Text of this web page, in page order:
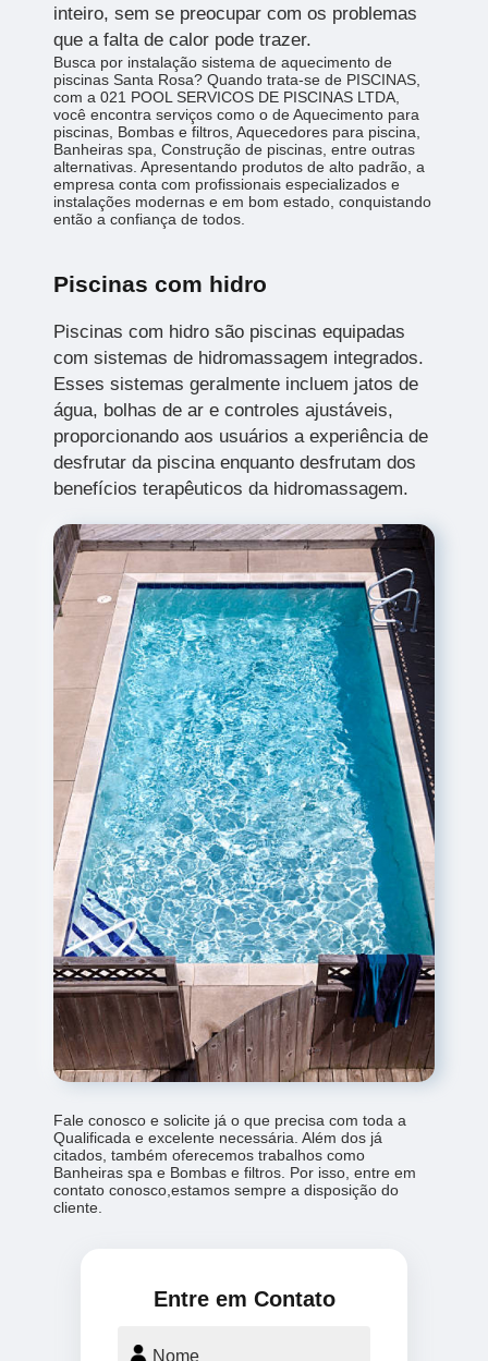
inteiro, sem se preocupar com os problemas
que a falta de calor pode trazer.
Busca por instalação sistema de aquecimento de
piscinas Santa Rosa? Quando trata-se de PISCINAS,
com a 021 POOL SERVICOS DE PISCINAS LTDA,
você encontra serviços como o de Aquecimento para
piscinas, Bombas e filtros, Aquecedores para piscina,
Banheiras spa, Construção de piscinas, entre outras
alternativas. Apresentando produtos de alto padrão, a
empresa conta com profissionais especializados e
instalações modernas e em bom estado, conquistando
então a confiança de todos.
Piscinas com hidro
Piscinas com hidro são piscinas equipadas
com sistemas de hidromassagem integrados.
Esses sistemas geralmente incluem jatos de
água, bolhas de ar e controles ajustáveis,
proporcionando aos usuários a experiência de
desfrutar da piscina enquanto desfrutam dos
benefícios terapêuticos da hidromassagem.
Fale conosco e solicite já o que precisa com toda a
Qualificada e excelente necessária. Além dos já
citados, também oferecemos trabalhos como
Banheiras spa e Bombas e filtros. Por isso, entre em
contato conosco,estamos sempre a disposição do
cliente.
Entre em Contato